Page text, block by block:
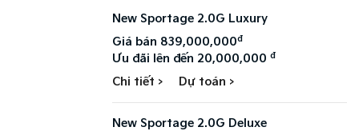
New Sportage 2.0G Luxury
Giá bán 839,000,000đ
Ưu đãi lên đến 20,000,000đ
Chi tiết > Dự toán >
New Sportage 2.0G Deluxe